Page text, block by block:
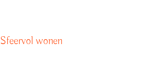
Sfeervol wonen